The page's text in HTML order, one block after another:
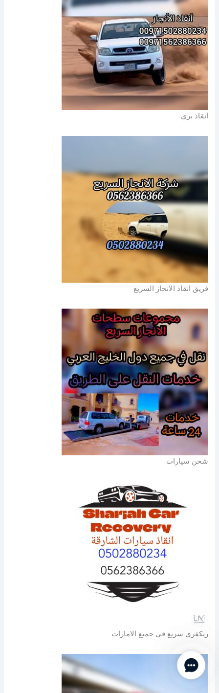
انقاذ بري
فريق انقاذ الانجاز السريع
شحن سيارات
ريكفري سريع في جميع الامارات
Contact Us